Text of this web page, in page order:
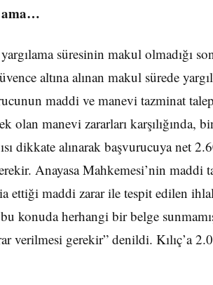
ama…
süresinin makul olmadığı
altına alınan makul sürede
maddi ve manevi tazminat
olan manevi zararları karşılığında,
dikkate alınarak başvurucuya net
Anayasa Mahkemesi’nin maddi
ettiği maddi zarar ile tespit edilen
konuda herhangi bir belge
verilmesi gerekir” denildi. Kılıç’a